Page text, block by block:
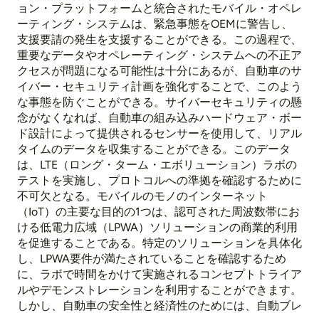
ョン・プラットフォームと統合されたモバイル・オペレ
ーティング・システムは、緊急事態をOEMに警告し、
支援要請の発生を支援することができる。この過程で、
重要なデータやオペレーティング・システムへの不正ア
クセスが問題になる可能性は十分にあるが、自動車のサ
イバー・セキュリティ計画を強化することで、このよう
な事態を防ぐことができる。サイバーセキュリティの懸
念がなくなれば、自動車の組み込みハードウェア・ボー
ド設計によって提供されるセンサーを使用して、リアル
タイムのデータを収集することができる。このデータ
は、LTE（ロング・ターム・エボリューション）ラボの
テストを実施し、プロトコルへの準拠を確認するために
不可欠となる。モバイルのモノのインターネット
（IoT）の主要な目的の1つは、認可された周波数帯にお
ける低電力広域（LPWA）ソリューションの商業的利用
を促進することである。特定のソリューションを具体化
し、LPWA要件が満たされていることを確認するため
に、ラボで時間をかけて実施されるコンセプトトライア
ルやデモンストレーションを利用することができます。
しかし、自動車の安全性と経済性のためには、自動ブレ